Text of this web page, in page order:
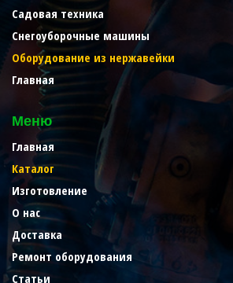
Садовая техника
Снегоуборочные машины
Оборудование из нержавейки
Главная
Меню
Главная
Каталог
Изготовление
О нас
Доставка
Ремонт оборудования
Статьи